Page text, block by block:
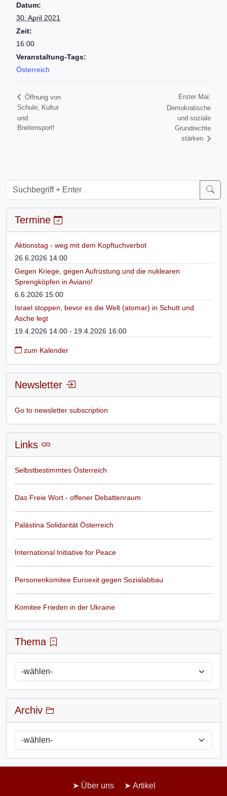
Datum:
30. April 2021
Zeit:
16:00
Veranstaltung-Tags:
Österreich
Öffnung von
Schule, Kultur
und
Breitensport!
Erster Mai:
Demokratische
und soziale
Grundrechte
stärken
Termine
Aktionstag - weg mit dem Kopftuchverbot
26.6.2026 14:00
Gegen Kriege, gegen Aufrüstung und die nuklearen
Sprengköpfen in Aviano!
6.6.2026 15:00
Israel stoppen, bevor es die Welt (atomar) in Schutt und
Asche legt
19.4.2026 14:00 - 19.4.2026 16:00
zum Kalender
Newsletter
Go to newsletter subscription
Links
Selbstbestimmtes Österreich
Das Freie Wort - offener Debattenraum
Palästina Solidarität Österreich
International Initiative for Peace
Personenkomitee Euroexit gegen Sozialabbau
Komitee Frieden in der Ukraine
Thema
Archiv
Über uns Artikel